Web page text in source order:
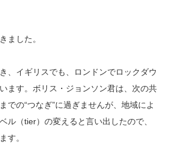
ました。
、イギリスでも、ロンドンでロックダウ
ます。ボリス・ジョンソン君は、次の共
での“つなぎ”に過ぎませんが、地域によ
ル（tier）の変えると言い出したので、
す。